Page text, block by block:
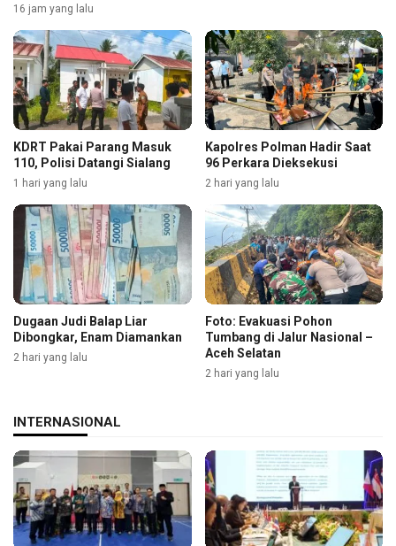
16 jam yang lalu
KDRT Pakai Parang Masuk
110, Polisi Datangi Sialang
1 hari yang lalu
Kapolres Polman Hadir Saat
96 Perkara Dieksekusi
2 hari yang lalu
Dugaan Judi Balap Liar
Dibongkar, Enam Diamankan
2 hari yang lalu
Foto: Evakuasi Pohon
Tumbang di Jalur Nasional –
Aceh Selatan
2 hari yang lalu
INTERNASIONAL